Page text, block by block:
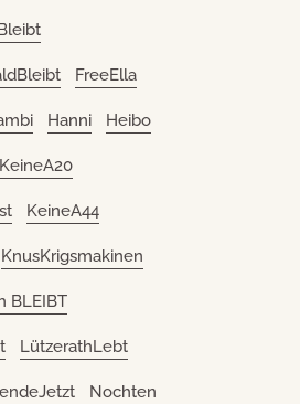
FreeElla
Hanni Heibo
KeineA20
KeineA44
KnusKrigsmakinen
BLEIBT
LützerathLebt
Nochten